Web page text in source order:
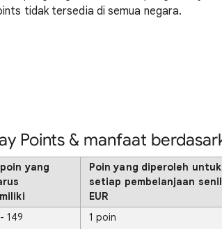
tidak tersedia di semua negara.
Points & manfaat
yang
Poin yang diperoleh untuk
setiap pembelanjaan
EUR
149 1 poin